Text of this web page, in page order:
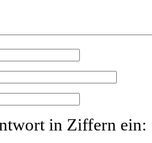
in Ziffern ein: